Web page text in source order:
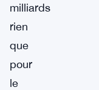
milliards
rien
que
pour
le